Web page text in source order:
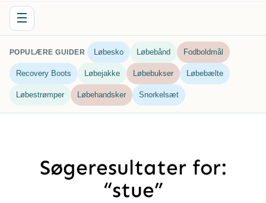
☰
POPULÆRE GUIDER Løbesko Løbebånd Fodboldmål
Recovery Boots Løbejakke Løbebukser Løbebælte
Løbestrømper Løbehandsker Snorkelsæt
Søgeresultater for:
“stue”